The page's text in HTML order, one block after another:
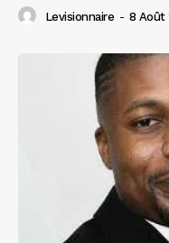
Levisionnaire - 8 Août